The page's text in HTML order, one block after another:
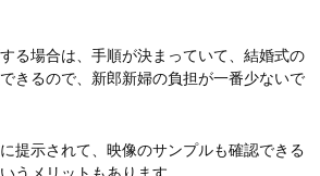
る場合は、手順が決まっていて、結婚式の
きるので、新郎新婦の負担が一番少ないで
提示されて、映像のサンプルも確認できる